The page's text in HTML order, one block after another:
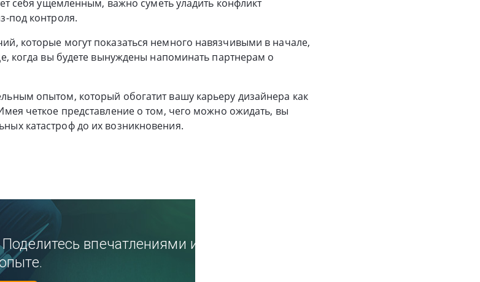
себя ущемленным, важно суметь уладить конфликт
под контроля.
которые могут показаться немного навязчивыми в начале,
когда вы будете вынуждены напоминать партнерам о
опытом, который обогатит вашу карьеру дизайнера как
четкое представление о том, чего можно ожидать, вы
катастроф до их возникновения.
впечатлениями или